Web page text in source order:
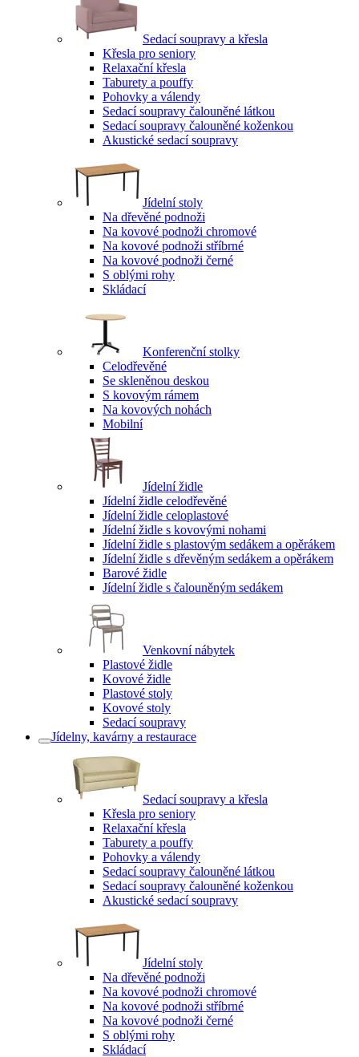
Sedací soupravy a křesla
Křesla pro seniory
Relaxační křesla
Taburety a pouffy
Pohovky a válendy
Sedací soupravy čalouněné látkou
Sedací soupravy čalouněné koženkou
Akustické sedací soupravy
Jídelní stoly
Na dřevěné podnoži
Na kovové podnoži chromové
Na kovové podnoži stříbrné
Na kovové podnoži černé
S oblými rohy
Skládací
Konferenční stolky
Celodřevěné
Se skleněnou deskou
S kovovým rámem
Na kovových nohách
Mobilní
Jídelní židle
Jídelní židle celodřevěné
Jídelní židle celoplastové
Jídelní židle s kovovými nohami
Jídelní židle s plastovým sedákem a opěrákem
Jídelní židle s dřevěným sedákem a opěrákem
Barové židle
Jídelní židle s čalouněným sedákem
Venkovní nábytek
Plastové židle
Kovové židle
Plastové stoly
Kovové stoly
Sedací soupravy
Jídelny, kavárny a restaurace
Sedací soupravy a křesla
Křesla pro seniory
Relaxační křesla
Taburety a pouffy
Pohovky a válendy
Sedací soupravy čalouněné látkou
Sedací soupravy čalouněné koženkou
Akustické sedací soupravy
Jídelní stoly
Na dřevěné podnoži
Na kovové podnoži chromové
Na kovové podnoži stříbrné
Na kovové podnoži černé
S oblými rohy
Skládací